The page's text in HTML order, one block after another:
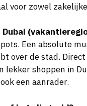
voor zowel
Een absolute
over de stad.
lekker shoppen in
een aanrader.